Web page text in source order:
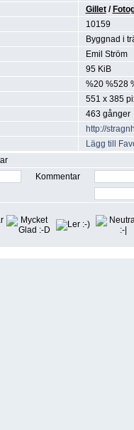
Gillet/
10159
Byggnad i
Emil Ström
95 KiB
%20 %528
551 x 385
463 gånger
http://
Lägg till
Kommentar